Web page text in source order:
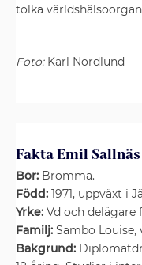
tolka
Foto:Karl Nordlund
Fakta Emil Sallnäs
Bor: Bromma.
Född: 1971, uppväxt i
Yrke: Vd och delägare
Familj: Sambo Louise,
Bakgrund: